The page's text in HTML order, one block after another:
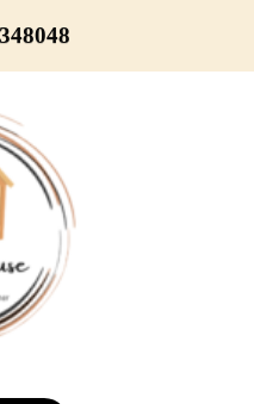
maintenant !